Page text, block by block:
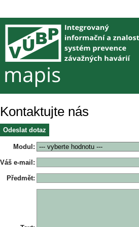
Kontaktujte nás
Odeslat dotaz
Modul :
Váš e-mail :
Předmět: